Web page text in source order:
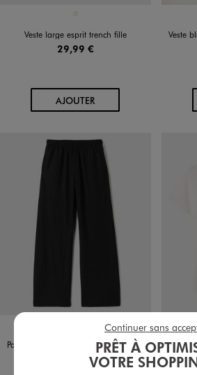
Veste large esprit trench fille
29,99 €
AJOUTERAU PANIER
Veste
Disponible en 2 coloris
MARRON FONCE
NOIR STANDARD
Pantalon fluide en maille gaufrée fille
14,99 €
Tee-shirt
-
PRÊT À
VOTRE
Continuer sans